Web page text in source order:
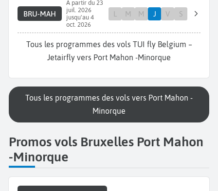
BRU-MAH
A partir du 23
juil. 2026
jusqu'au 4
oct. 2026
L M M J V S
Tous les programmes des vols TUI fly Belgium –
Jetairfly vers Port Mahon -Minorque
Tous les programmes des vols vers Port Mahon -
Minorque
Promos vols Bruxelles Port Mahon
-Minorque